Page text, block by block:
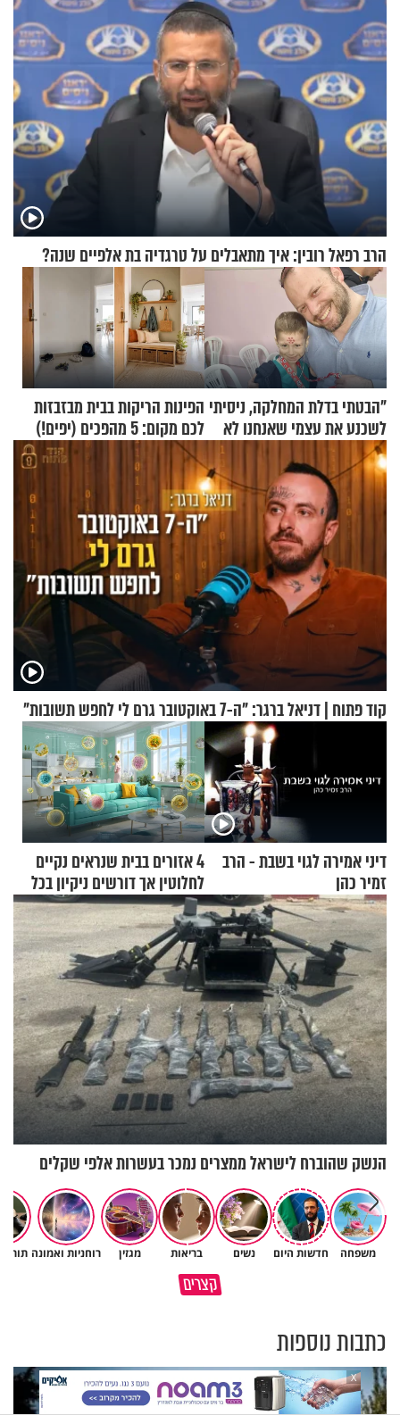
הרב רפאל רובין: איך מתאבלים על טרגדיה בת אלפיים שנה?
"הבטתי בדלת המחלקה, ניסיתי
לשכנע את עצמי שאנחנו לא
שייכים לשם"
הפינות הריקות בבית מבזבזות
לכם מקום: 5 מהפכים (יפים!)
שאפשר לעשות כבר היום
קוד פתוח | דניאל ברגר: "ה-7 באוקטובר גרם לי לחפש תשובות"
דיני אמירה לגוי בשבת - הרב
זמיר כהן
4 אזורים בבית שנראים נקיים
לחלוטין אך דורשים ניקיון בכל
סוף שבוע
הנשק שהוברח לישראל ממצרים נמכר בעשרות אלפי שקלים
משפחה חדשות היום נשים בריאות מגזין רוחניות ואמונה תורה
קצרים
באיזה ארץ לומדים יותר גמרא
כתבות נוספות
X